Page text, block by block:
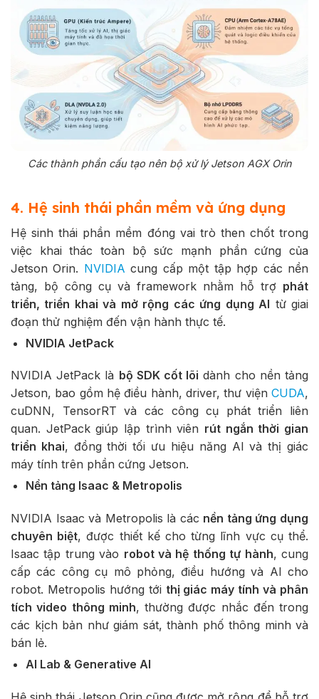
Các thành phần cấu tạo nên bộ xử lý Jetson AGX Orin
4. Hệ sinh thái phần mềm và ứng dụng
Hệ sinh thái phần mềm đóng vai trò then chốt trong
việc khai thác toàn bộ sức mạnh phần cứng của
Jetson Orin. NVIDIA cung cấp một tập hợp các nền
tảng, bộ công cụ và framework nhằm hỗ trợ phát
triển, triển khai và mở rộng các ứng dụng AI từ giai
đoạn thử nghiệm đến vận hành thực tế.
NVIDIA JetPack
NVIDIA JetPack là bộ SDK cốt lõi dành cho nền tảng
Jetson, bao gồm hệ điều hành, driver, thư viện CUDA,
cuDNN, TensorRT và các công cụ phát triển liên
quan. JetPack giúp lập trình viên rút ngắn thời gian
triển khai, đồng thời tối ưu hiệu năng AI và thị giác
máy tính trên phần cứng Jetson.
Nền tảng Isaac & Metropolis
NVIDIA Isaac và Metropolis là các nền tảng ứng dụng
chuyên biệt, được thiết kế cho từng lĩnh vực cụ thể.
Isaac tập trung vào robot và hệ thống tự hành, cung
cấp các công cụ mô phỏng, điều hướng và AI cho
robot. Metropolis hướng tới thị giác máy tính và phân
tích video thông minh, thường được nhắc đến trong
các kịch bản như giám sát, thành phố thông minh và
bán lẻ.
AI Lab & Generative AI